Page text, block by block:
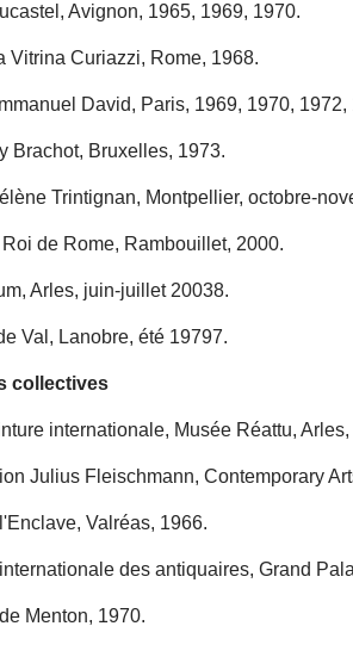
Avignon, 1965, 1969, 1970.
Curiazzi, Rome, 1968.
David, Paris, 1969, 1970, 1972,
Brachot, Bruxelles, 1973.
Trintignan, Montpellier, octobre-
de Rome, Rambouillet, 2000.
Arles, juin-juillet 20038.
Val, Lanobre, été 19797.
collectives
internationale, Musée Réattu, Arles,
Julius Fleischmann, Contemporary
Valréas, 1966.
des antiquaires, Grand
Menton, 1970.